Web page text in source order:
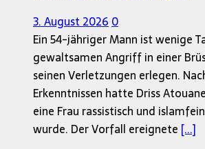
3. August 2026 0
Ein 54-jähriger Mann ist wenige
gewaltsamen Angriff in einer
seinen Verletzungen erlegen.
Erkenntnissen hatte Driss
eine Frau rassistisch und
wurde. Der Vorfall ereignete [...]